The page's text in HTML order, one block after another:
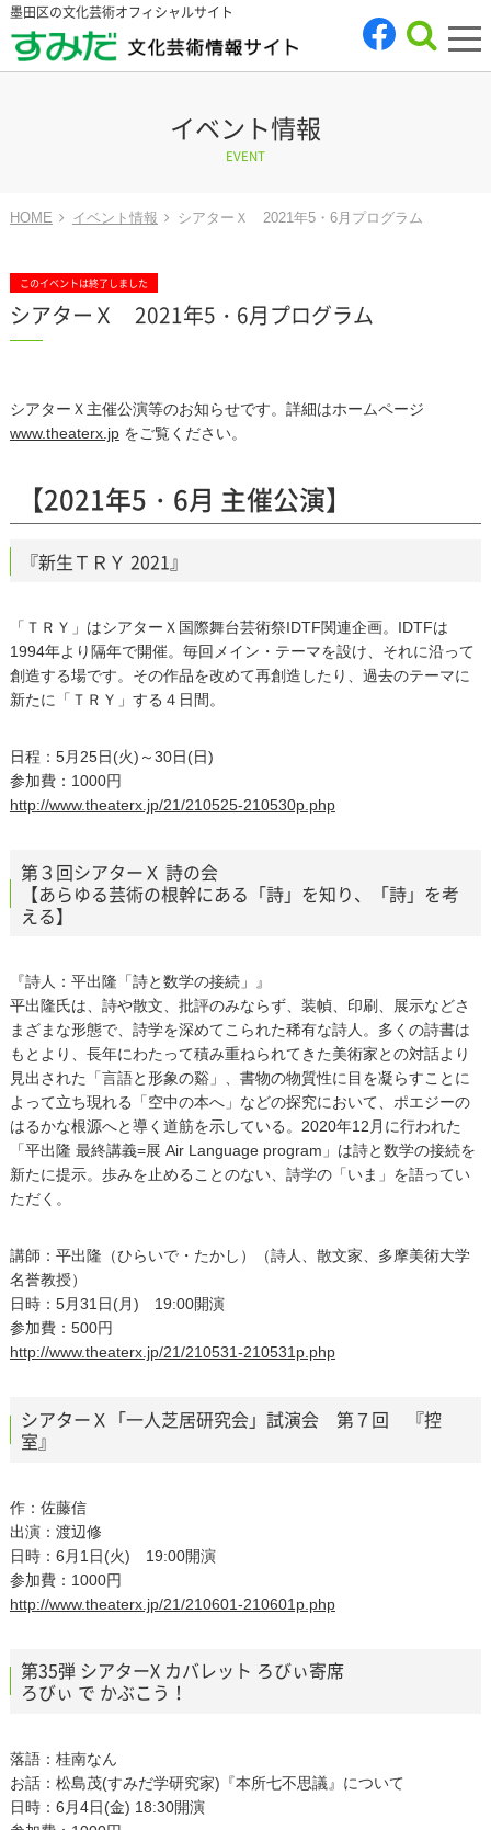
墨田区の文化芸術オフィシャルサイト
イベント情報
EVENT
HOME イベント情報 シアターＸ 2021年5・6月プログラム
このイベントは終了しました
シアターＸ 2021年5・6月プログラム
シアターＸ主催公演等のお知らせです。詳細はホームページ
www.theaterx.jpをご覧ください。
【2021年5・6月 主催公演】
『新生ＴＲＹ 2021』
「ＴＲＹ」はシアターＸ国際舞台芸術祭IDTF関連企画。IDTFは
1994年より隔年で開催。毎回メイン・テーマを設け、それに沿って
創造する場です。その作品を改めて再創造したり、過去のテーマに
新たに「ＴＲＹ」する４日間。
日程：5月25日(火)～30日(日)
参加費：1000円
http://www.theaterx.jp/21/210525-210530p.php
第３回シアターＸ 詩の会
【あらゆる芸術の根幹にある「詩」を知り、「詩」を考
える】
『詩人：平出隆「詩と数学の接続」』
平出隆氏は、詩や散文、批評のみならず、装幀、印刷、展示などさ
まざまな形態で、詩学を深めてこられた稀有な詩人。多くの詩書は
もとより、長年にわたって積み重ねられてきた美術家との対話より
見出された「言語と形象の谿」、書物の物質性に目を凝らすことに
よって立ち現れる「空中の本へ」などの探究において、ポエジーの
はるかな根源へと導く道筋を示している。2020年12月に行われた
「平出隆 最終講義=展 Air Language program」は詩と数学の接続を
新たに提示。歩みを止めることのない、詩学の「いま」を語ってい
ただく。
講師：平出隆（ひらいで・たかし）（詩人、散文家、多摩美術大学
名誉教授）
日時：5月31日(月) 19:00開演
参加費：500円
http://www.theaterx.jp/21/210531-210531p.php
シアターＸ「一人芝居研究会」試演会 第７回 『控
室』
作：佐藤信
出演：渡辺修
日時：6月1日(火) 19:00開演
参加費：1000円
http://www.theaterx.jp/21/210601-210601p.php
第35弾 シアターΧ カバレット ろびぃ寄席
ろびぃ で かぶこう！
落語：桂南なん
お話：松島茂(すみだ学研究家)『本所七不思議』について
日時：6月4日(金) 18:30開演